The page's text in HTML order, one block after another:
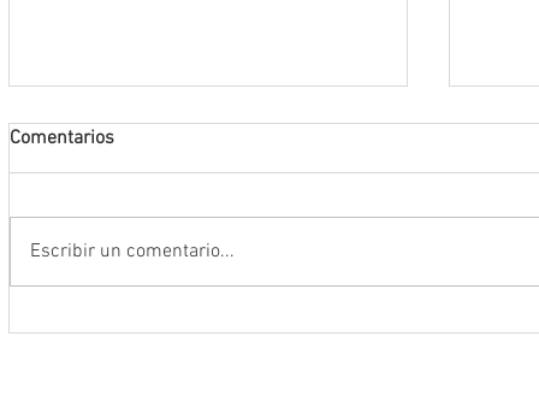
Comentarios
Escribir un comentario...